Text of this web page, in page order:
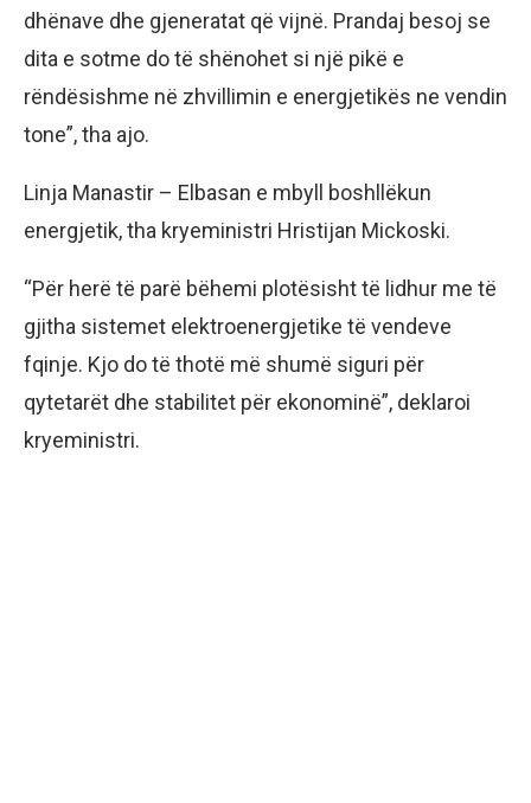
dhënave dhe gjeneratat që vijnë. Prandaj besoj se
dita e sotme do të shënohet si një pikë e
rëndësishme në zhvillimin e energjetikës ne vendin
tone”, tha ajo.
Linja Manastir – Elbasan e mbyll boshllëkun
energjetik, tha kryeministri Hristijan Mickoski.
“Për herë të parë bëhemi plotësisht të lidhur me të
gjitha sistemet elektroenergjetike të vendeve
fqinje. Kjo do të thotë më shumë siguri për
qytetarët dhe stabilitet për ekonominë”, deklaroi
kryeministri.